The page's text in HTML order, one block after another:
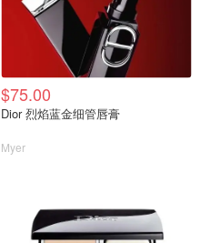
$75.00
Dior 烈焰蓝金细管唇膏
Myer